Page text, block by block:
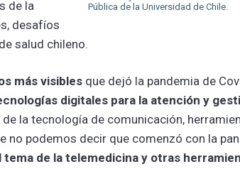
Pública de la Universidad de Chile.
de la
desafíos
salud chileno.
más visibles que dejó la pandemia de
digitales para la atención y
la tecnología de comunicación,
no podemos decir que comenzó con la
de la telemedicina y otras